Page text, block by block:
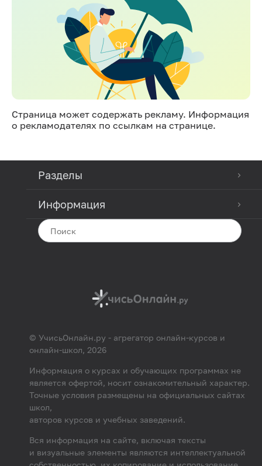
Страница может содержать рекламу. Информация
о рекламодателях по ссылкам на странице.
Разделы
Информация
© УчисьОнлайн.ру - агрегатор онлайн-курсов и
онлайн-школ, 2026
Информация о курсах и обучающих программах не
является офертой, носит ознакомительный характер.
Точные условия размещены на официальных сайтах
школ,
авторов курсов и учебных заведений.
Вся информация на сайте, включая тексты
и визуальные элементы являются интеллектуальной